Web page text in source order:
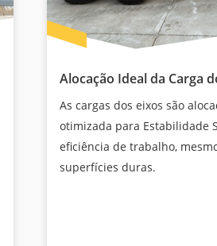
Alocação Ideal da Carga
As cargas dos eixos são
otimizada para Estabilidade
eficiência de trabalho,
superfícies duras.